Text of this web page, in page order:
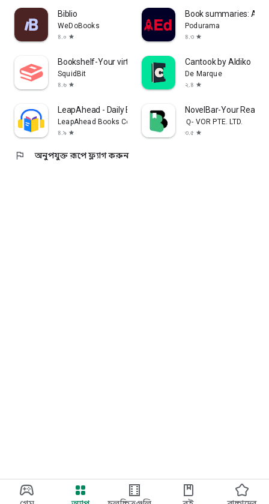
Biblio
WeDoBooks
৪.০ star
Book summaries:
Podurama
৪.৩ star
Bookshelf-Your virtual library
SquidBit
৪.৬ star
Cantook by Aldiko
De Marque
২.৪ star
LeapAhead - Daily Book Cast
LeapAhead Books Corp
৪.৯ star
NovelBar-Your
Ｑ- VOR PTE. LTD.
৩.৫ star
flag অনুপযুক্ত রূপে ফ্ল্যাগ করুন